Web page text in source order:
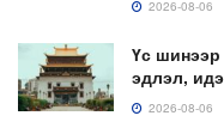
2026-08-06
Үс шинээр
эдлэл,
2026-08-06